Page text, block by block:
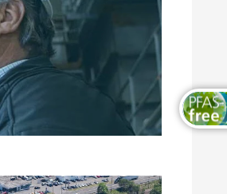
und Korrosionsschutz
Formtrennmittel